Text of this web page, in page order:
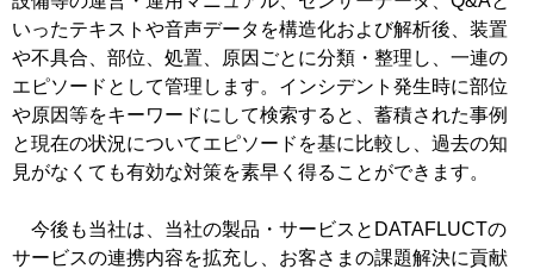
いったテキストや音声データを構造化および解析後、装置
や不具合、部位、処置、原因ごとに分類・整理し、一連の
エピソードとして管理します。インシデント発生時に部位
や原因等をキーワードにして検索すると、蓄積された事例
と現在の状況についてエピソードを基に比較し、過去の知
見がなくても有効な対策を素早く得ることができます。
今後も当社は、当社の製品・サービスとDATAFLUCTの
サービスの連携内容を拡充し、お客さまの課題解決に貢献